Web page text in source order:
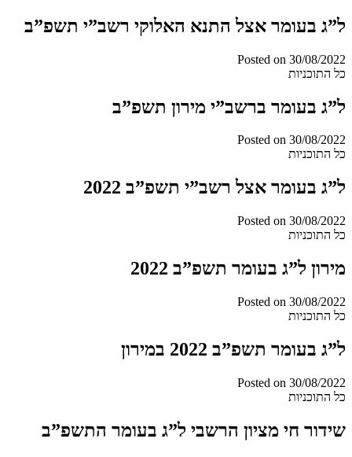
ל”ג בעומר אצל התנא האלוקי רשב”י תשפ”ב
Posted on 30/08/2022
כל התוכניות
ל”ג בעומר ברשב”י מירון תשפ”ב
Posted on 30/08/2022
כל התוכניות
ל”ג בעומר אצל רשב”י תשפ”ב 2022
Posted on 30/08/2022
כל התוכניות
מירון ל”ג בעומר תשפ”ב 2022
Posted on 30/08/2022
כל התוכניות
ל”ג בעומר תשפ”ב 2022 במירון
Posted on 30/08/2022
כל התוכניות
שידור חי מציון הרשבי ל”ג בעומר התשפ”ב